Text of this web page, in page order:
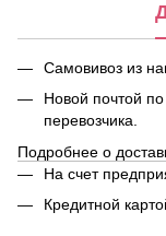
Самовивоз из
Новой почтой
перевозчика.
Подробнее о
На счет
Кредитной